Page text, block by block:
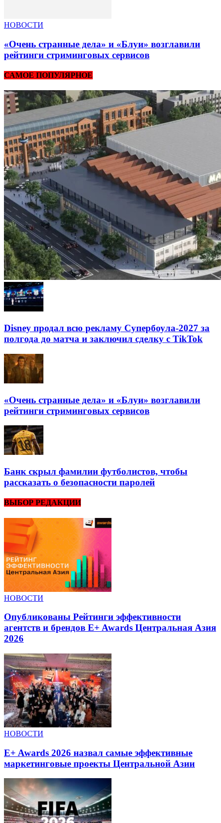
НОВОСТИ
«Очень странные дела» и «Блуи» возглавили
рейтинги стриминговых сервисов
САМОЕ ПОПУЛЯРНОЕ
Disney продал всю рекламу Супербоула-2027 за
полгода до матча и заключил сделку с TikTok
«Очень странные дела» и «Блуи» возглавили
рейтинги стриминговых сервисов
Банк скрыл фамилии футболистов, чтобы
рассказать о безопасности паролей
ВЫБОР РЕДАКЦИИ
НОВОСТИ
Опубликованы Рейтинги эффективности
агентств и брендов E+ Awards Центральная Азия
2026
НОВОСТИ
E+ Awards 2026 назвал самые эффективные
маркетинговые проекты Центральной Азии